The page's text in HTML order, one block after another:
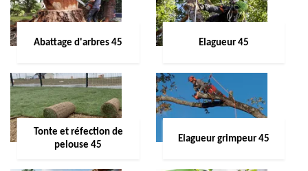
Abattage d'arbres 45 Elagueur 45
Tonte et réfection de
pelouse 45
Elagueur grimpeur 45